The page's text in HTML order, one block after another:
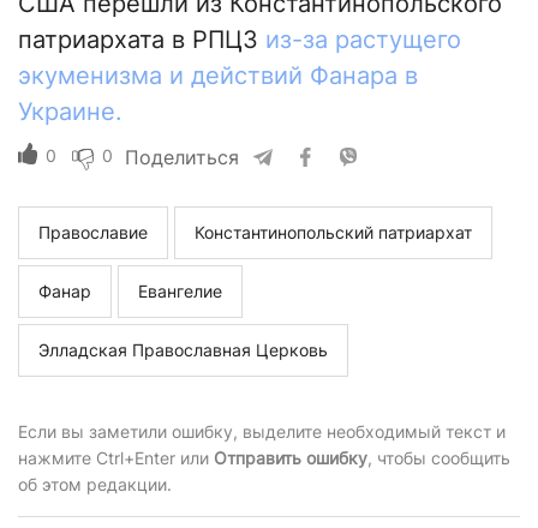
патриархата в РПЦЗ из-за растущего
экуменизма и действий Фанара в
Украине.
0 0 Поделиться
Православие Константинопольский патриархат
Фанар Евангелие
Элладская Православная Церковь
Если вы заметили ошибку, выделите необходимый текст и
нажмите Ctrl+Enter или Отправить ошибку, чтобы сообщить
об этом редакции.